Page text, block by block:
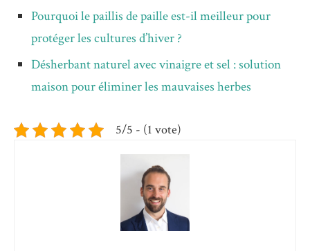
Pourquoi le paillis de paille est-il meilleur pour
protéger les cultures d’hiver ?
Désherbant naturel avec vinaigre et sel : solution
maison pour éliminer les mauvaises herbes
5/5 - (1 vote)